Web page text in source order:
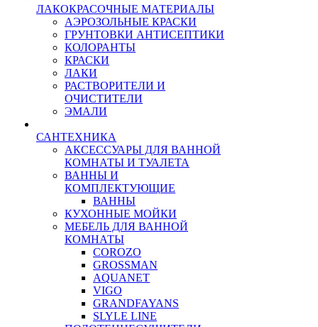
ЛАКОКРАСОЧНЫЕ МАТЕРИАЛЫ
АЭРОЗОЛЬНЫЕ КРАСКИ
ГРУНТОВКИ АНТИСЕПТИКИ
КОЛОРАНТЫ
КРАСКИ
ЛАКИ
РАСТВОРИТЕЛИ И
ОЧИСТИТЕЛИ
ЭМАЛИ
САНТЕХНИКА
АКСЕССУАРЫ ДЛЯ ВАННОЙ
КОМНАТЫ И ТУАЛЕТА
ВАННЫ И
КОМПЛЕКТУЮЩИЕ
ВАННЫ
КУХОННЫЕ МОЙКИ
МЕБЕЛЬ ДЛЯ ВАННОЙ
КОМНАТЫ
COROZO
GROSSMAN
AQUANET
VIGO
GRANDFAYANS
SLYLE LINE